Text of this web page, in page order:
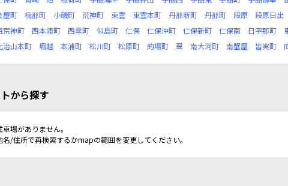
屋町
楠那町 小磯町 荒神町 東雲 東雲本町 丹那新町 丹那町 段原 段原日出
荒神町
西本浦町 西翠町 似島町 仁保 仁保沖町 仁保新町 仁保南 日宇那町
治山本町
堀越 本浦町 松川町 松原町 的場町 翠 南大河町 南蟹屋 皆実町
から探す
車場がありません。
名/住所で再検索するかmapの範囲を変更してください。